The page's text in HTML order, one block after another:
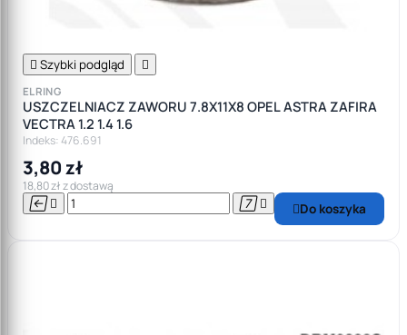
 Szybki podgląd 
ELRING
USZCZELNIACZ ZAWORU 7.8X11X8 OPEL ASTRA ZAFIRA
VECTRA 1.2 1.4 1.6
Indeks: 476.691
3,80 zł
18,80 zł z dostawą
    Do koszyka